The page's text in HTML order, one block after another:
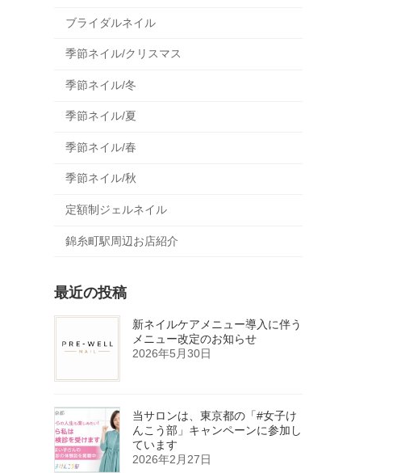
ブライダルネイル
季節ネイル/クリスマス
季節ネイル/冬
季節ネイル/夏
季節ネイル/春
季節ネイル/秋
定額制ジェルネイル
錦糸町駅周辺お店紹介
最近の投稿
新ネイルケアメニュー導入に伴う
メニュー改定のお知らせ
2026年5月30日
当サロンは、東京都の「#女子け
んこう部」キャンペーンに参加し
ています
2026年2月27日